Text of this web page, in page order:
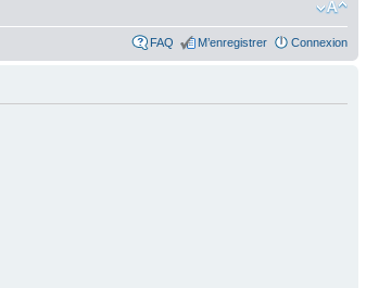
FAQ M’enregistrer Connexion